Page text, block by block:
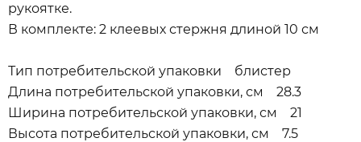
рукоятке.
В комплекте: 2 клеевых стержня длиной 10 см
Тип потребительской упаковки блистер
Длина потребительской упаковки, см 28.3
Ширина потребительской упаковки, см 21
Высота потребительской упаковки, см 7.5